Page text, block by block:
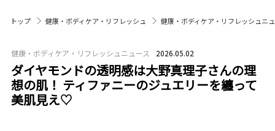
トップ 健康・ボディケア・リフレッシュ 健康・ボディケア・リフレッシュニ
健康・ボディケア・リフレッシュニュース 2026.05.02
ダイヤモンドの透明感は大野真理子さんの理
想の肌！ ティファニーのジュエリーを纏って
美肌見え♡